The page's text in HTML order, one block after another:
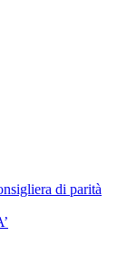
di parità